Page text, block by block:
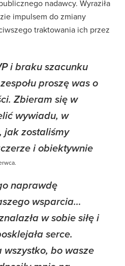
nadawcy. Wyraziła
impulsem do zmiany
traktowania ich przez
i braku szacunku
proszę was o
Zbieram się w
wywiadu, w
jak zostaliśmy
i obiektywnie
naprawdę
wsparcia…
w sobie siłę i
serce.
bo wasze